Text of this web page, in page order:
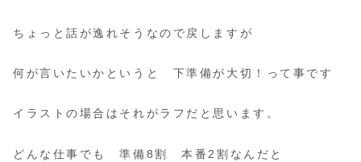
ちょっと話が逸れそうなので戻しますが
何が言いたいかというと 下準備が大切！って事です
イラストの場合はそれがラフだと思います。
どんな仕事でも 準備8割 本番2割なんだと